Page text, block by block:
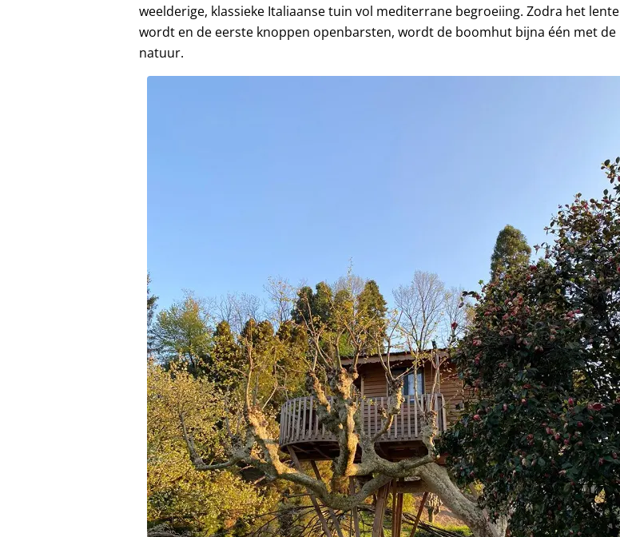
weelderige, klassieke Italiaanse tuin vol mediterrane begroeiing. Zodra het lente
wordt en de eerste knoppen openbarsten, wordt de boomhut bijna één met de
natuur.